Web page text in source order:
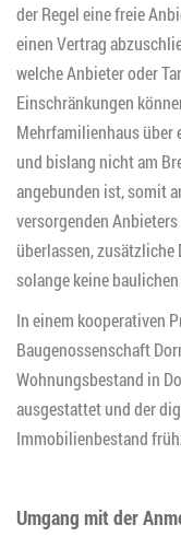
der Regel eine freie
einen Vertrag
welche Anbieter oder
Einschränkungen
Mehrfamilienhaus über
und bislang nicht am
angebunden ist, somit
versorgenden
überlassen,
solange keine
In einem kooperativen
Baugenossenschaft
Wohnungsbestand in
ausgestattet und der
Immobilienbestand
Umgang mit der